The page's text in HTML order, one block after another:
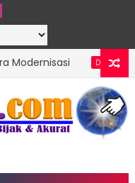
DPRD SUMBAR
Ketua